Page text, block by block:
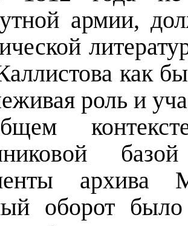
армии,
как
роль и
архива
оборот